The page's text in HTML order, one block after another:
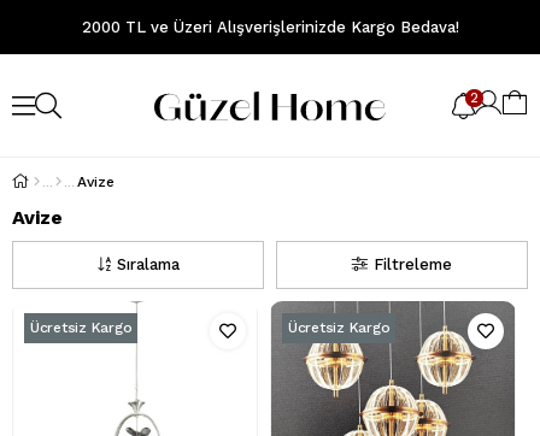
2000 TL ve Üzeri Alışverişlerinizde Kargo Bedava!
2
Avize
Avize
Filtreleme
Sıralama
Ücretsiz Kargo Ücretsiz Kargo